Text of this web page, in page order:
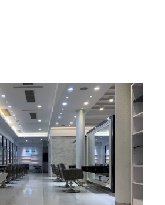
~ 20:00 （平日）
~ 19:00 （假日）